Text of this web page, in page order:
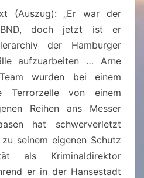
R
A
R
N
E
C
L
A
A
S
N
(Auszug): „Er war der
doch jetzt ist er
der Hamburger
aufzuarbeiten … Arne
wurden bei einem
Terrorzelle von einem
Reihen ans Messer
hat schwerverletzt
seinem eigenen Schutz
als Kriminaldirektor
er in der Hansestadt